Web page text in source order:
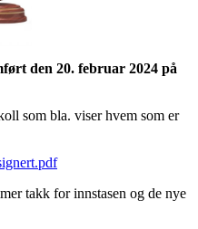
den 20. februar 2024 på
som bla. viser hvem som er
takk for innstasen og de nye